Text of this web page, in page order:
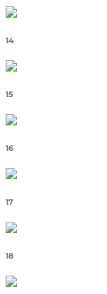
14
15
16
17
18